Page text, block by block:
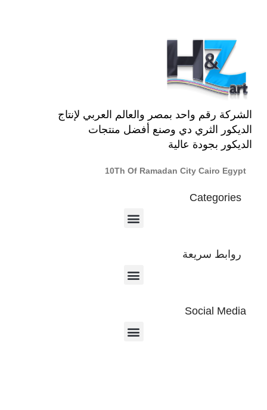
الشركة رقم واحد بمصر والعالم العربي لإنتاج
الديكور الثري دي وصنع أفضل منتجات
الديكور بجودة عالية
10Th Of Ramadan City Cairo Egypt
Categories
روابط سريعة
Social Media